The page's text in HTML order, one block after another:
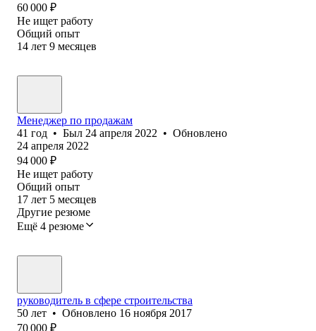
60 000 ₽
Не ищет работу
Общий опыт
14 лет 9 месяцев
Менеджер по продажам
41 год • Был 24 апреля 2022 • Обновлено
24 апреля 2022
94 000 ₽
Не ищет работу
Общий опыт
17 лет 5 месяцев
Другие резюме
Ещё 4 резюме
руководитель в сфере строительства
50 лет • Обновлено 16 ноября 2017
70 000 ₽